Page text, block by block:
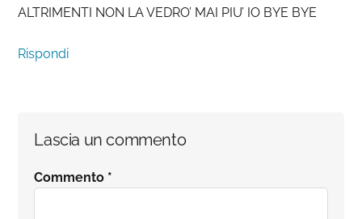
ALTRIMENTI NON LA VEDRO’ MAI PIU’ IO BYE BYE
Rispondi
Lascia un commento
Commento *